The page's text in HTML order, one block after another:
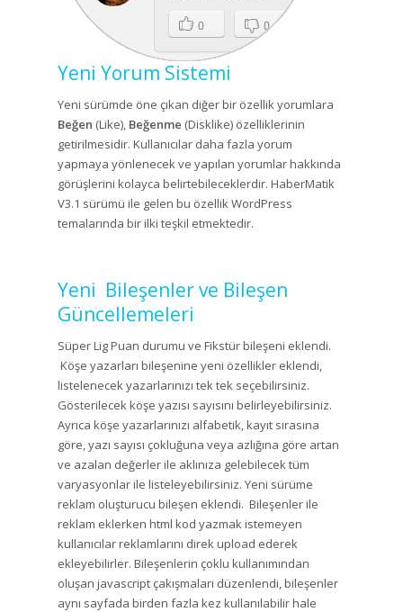
Yeni Yorum Sistemi
Yeni sürümde öne çıkan diğer bir özellik yorumlara
Beğen (Like), Beğenme (Disklike) özelliklerinin
getirilmesidir. Kullanıcılar daha fazla yorum
yapmaya yönlenecek ve yapılan yorumlar hakkında
görüşlerini kolayca belirtebileceklerdir. HaberMatik
V3.1 sürümü ile gelen bu özellik WordPress
temalarında bir ilki teşkil etmektedir.
Yeni Bileşenler ve Bileşen
Güncellemeleri
Süper Lig Puan durumu ve Fikstür bileşeni eklendi.
Köşe yazarları bileşenine yeni özellikler eklendi,
listelenecek yazarlarınızı tek tek seçebilirsiniz.
Gösterilecek köşe yazısı sayısını belirleyebilirsiniz.
Ayrıca köşe yazarlarınızı alfabetik, kayıt sırasına
göre, yazı sayısı çokluğuna veya azlığına göre artan
ve azalan değerler ile aklınıza gelebilecek tüm
varyasyonlar ile listeleyebilirsiniz. Yeni sürüme
reklam oluşturucu bileşen eklendi. Bileşenler ile
reklam eklerken html kod yazmak istemeyen
kullanıcılar reklamlarını direk upload ederek
ekleyebilirler. Bileşenlerin çoklu kullanımından
oluşan javascript çakışmaları düzenlendi, bileşenler
aynı sayfada birden fazla kez kullanılabilir hale